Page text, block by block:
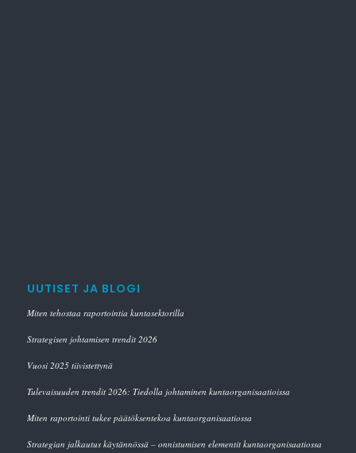
UUTISET JA BLOGI
Miten tehostaa raportointia kuntasektorilla
Strategisen johtamisen trendit 2026
Vuosi 2025 tiivistettynä
Tulevaisuuden trendit 2026: Tiedolla johtaminen kuntaorganisaatioissa
Miten raportointi tukee päätöksentekoa kuntaorganisaatiossa
Strategian jalkautus käytännössä – onnistumisen elementit kuntaorganisaatiossa